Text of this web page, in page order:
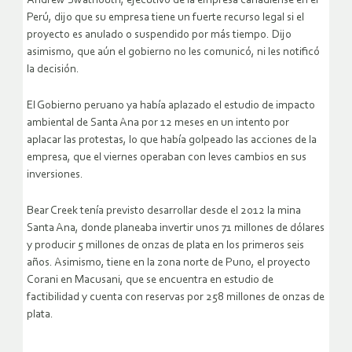
Perú, dijo que su empresa tiene un fuerte recurso legal si el
proyecto es anulado o suspendido por más tiempo. Dijo
asimismo, que aún el gobierno no les comunicó, ni les notificó
la decisión.
El Gobierno peruano ya había aplazado el estudio de impacto
ambiental de Santa Ana por 12 meses en un intento por
aplacar las protestas, lo que había golpeado las acciones de la
empresa, que el viernes operaban con leves cambios en sus
inversiones.
Bear Creek tenía previsto desarrollar desde el 2012 la mina
Santa Ana, donde planeaba invertir unos 71 millones de dólares
y producir 5 millones de onzas de plata en los primeros seis
años. Asimismo, tiene en la zona norte de Puno, el proyecto
Corani en Macusani, que se encuentra en estudio de
factibilidad y cuenta con reservas por 258 millones de onzas de
plata.